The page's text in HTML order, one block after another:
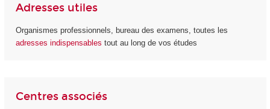
Adresses utiles
Organismes professionnels, bureau des examens, toutes les
adresses indispensables tout au long de vos études
Centres associés